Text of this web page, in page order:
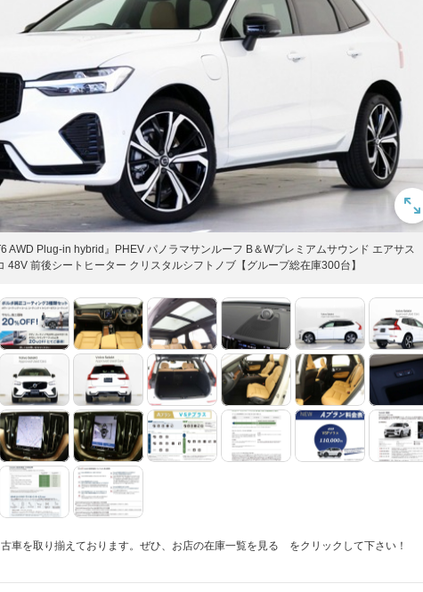
AWD Plug-in hybrid』PHEV パノラマサンルーフ B＆Wプレミアムサウンド エアサス
48V 前後シートヒーター クリスタルシフトノブ【グループ総在庫300台】
車を取り揃えております。ぜひ、お店の在庫一覧を見る をクリックして下さい！